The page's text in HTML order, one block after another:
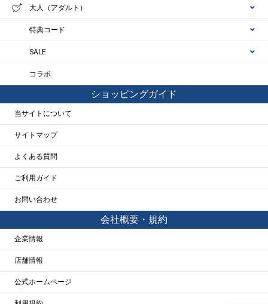
大人（アダルト）
特典コード
SALE
コラボ
ショッピングガイド
当サイトについて
サイトマップ
よくある質問
ご利用ガイド
お問い合わせ
会社概要・規約
企業情報
店舗情報
公式ホームページ